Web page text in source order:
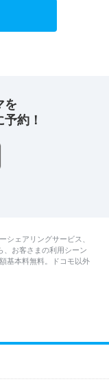
を
約！
シェアリングサービス、
、お客さまの利用シーン
基本料無料。ドコモ以外